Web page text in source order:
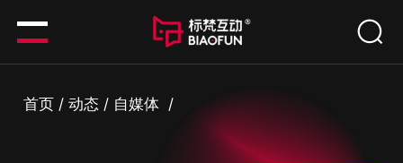
首页 /动态 / 自媒体 /